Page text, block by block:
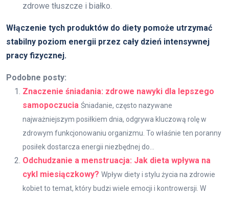
zdrowe tłuszcze i białko.
Włączenie tych produktów do diety pomoże utrzymać
stabilny poziom energii przez cały dzień intensywnej
pracy fizycznej.
Podobne posty:
Znaczenie śniadania: zdrowe nawyki dla lepszego
samopoczucia Śniadanie, często nazywane
najważniejszym posiłkiem dnia, odgrywa kluczową rolę w
zdrowym funkcjonowaniu organizmu. To właśnie ten poranny
posiłek dostarcza energii niezbędnej do...
Odchudzanie a menstruacja: Jak dieta wpływa na
cykl miesiączkowy? Wpływ diety i stylu życia na zdrowie
kobiet to temat, który budzi wiele emocji i kontrowersji. W